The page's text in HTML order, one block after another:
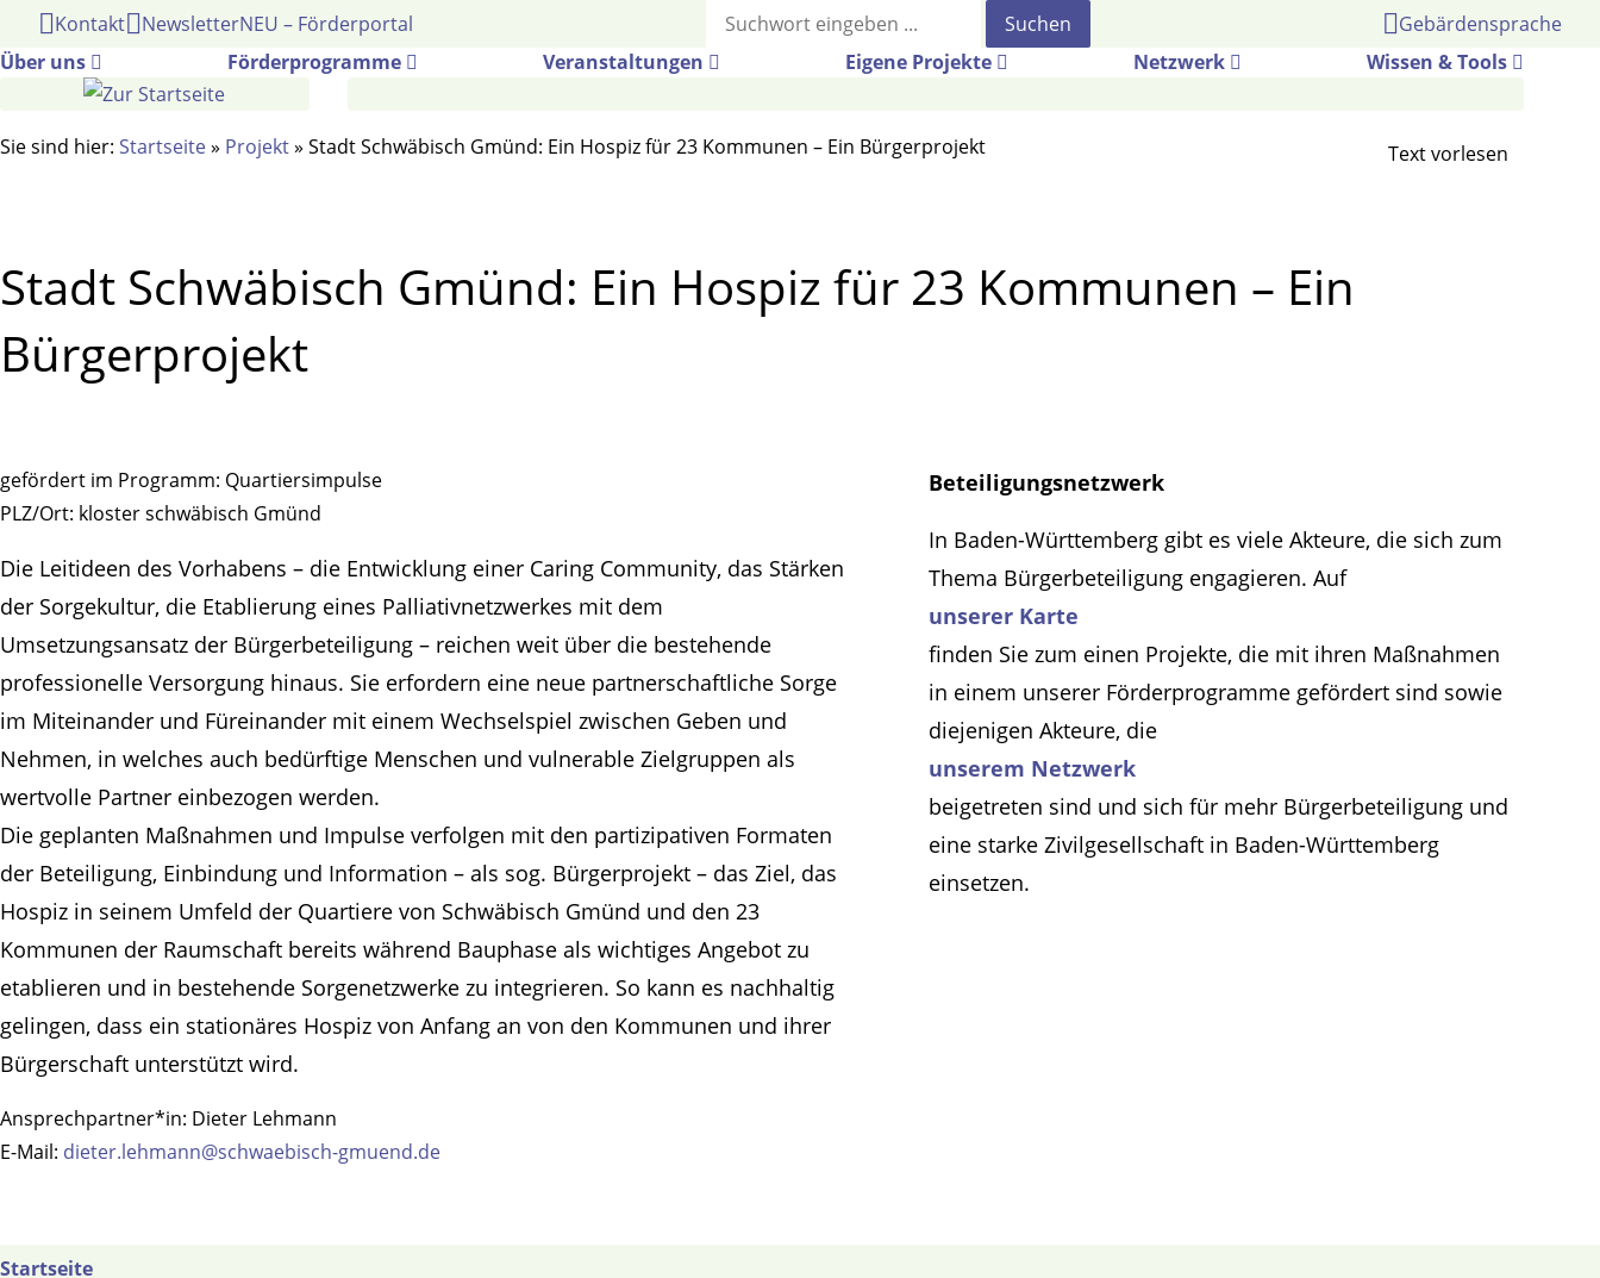
Gehe
Inhalt
Kontakt NewsletterNEU – Förderportal Suche
Gebärdensprache
Über uns
Förderprogramme Veranstaltungen Eigene Projekte Netzwerk Wissen & Tools
Sie sind hier: Startseite» Projekt» Stadt Schwäbisch Gmünd: Ein Hospiz für 23 Kommunen – Ein Bürgerprojekt
Stadt Schwäbisch Gmünd: Ein Hospiz für 23 Kommunen – Ein
Bürgerprojekt
gefördert im Programm: Quartiersimpulse
PLZ/Ort: kloster schwäbisch Gmünd
Die Leitideen des Vorhabens – die Entwicklung einer Caring Community, das Stärken
der Sorgekultur, die Etablierung eines Palliativnetzwerkes mit dem
Umsetzungsansatz der Bürgerbeteiligung – reichen weit über die bestehende
professionelle Versorgung hinaus. Sie erfordern eine neue partnerschaftliche Sorge
im Miteinander und Füreinander mit einem Wechselspiel zwischen Geben und
Nehmen, in welches auch bedürftige Menschen und vulnerable Zielgruppen als
wertvolle Partner einbezogen werden.
Die geplanten Maßnahmen und Impulse verfolgen mit den partizipativen Formaten
der Beteiligung, Einbindung und Information – als sog. Bürgerprojekt – das Ziel, das
Hospiz in seinem Umfeld der Quartiere von Schwäbisch Gmünd und den 23
Kommunen der Raumschaft bereits während Bauphase als wichtiges Angebot zu
etablieren und in bestehende Sorgenetzwerke zu integrieren. So kann es nachhaltig
gelingen, dass ein stationäres Hospiz von Anfang an von den Kommunen und ihrer
Bürgerschaft unterstützt wird.
Ansprechpartner*in: Dieter Lehmann
E-Mail: dieter.lehmann@schwaebisch-gmuend.de
Beteiligungsnetzwerk
In Baden-Württemberg gibt es viele Akteure, die sich zum
Thema Bürgerbeteiligung engagieren. Auf
unserer Karte
finden Sie zum einen Projekte, die mit ihren Maßnahmen
in einem unserer Förderprogramme gefördert sind sowie
diejenigen Akteure, die
unserem Netzwerk
beigetreten sind und sich für mehr Bürgerbeteiligung und
eine starke Zivilgesellschaft in Baden-Württemberg
einsetzen.
Startseite